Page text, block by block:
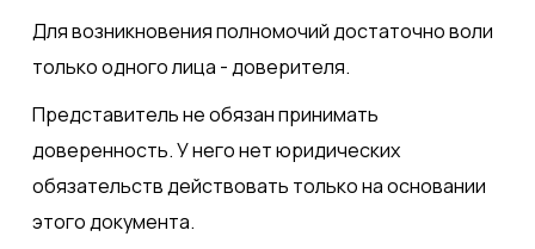
Для возникновения полномочий достаточно воли
только одного лица - доверителя.
Представитель не обязан принимать
доверенность. У него нет юридических
обязательств действовать только на основании
этого документа.